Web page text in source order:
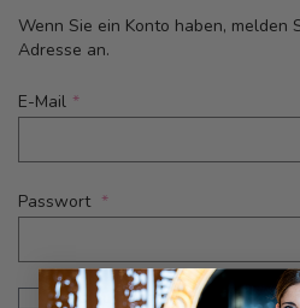
Wenn Sie ein Konto haben, melden
Adresse an.
E-Mail
Passwort
Passwort anzeigen